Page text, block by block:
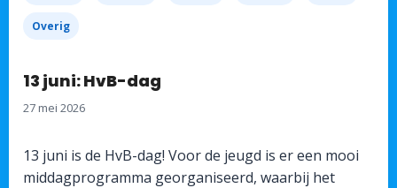
Overig
13 juni: HvB-dag
27 mei 2026
13 juni is de HvB-dag! Voor de jeugd is er een mooi
middagprogramma georganiseerd, waarbij het